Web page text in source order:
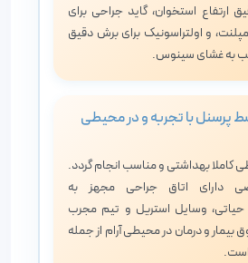
ارتفاع استخوان، گاید جراحی برای
و اولتراسونیک برای برش دقیق
به غشای سینوس.
پرسنل با تجربه و در محیطی
کاملا بهداشتی و مناسب انجام گردد.
دارای اتاق جراحی مجهز به
حیاتی، وسایل استریل و تیم مجرب
و درمان در محیطی آرام از جمله
است.